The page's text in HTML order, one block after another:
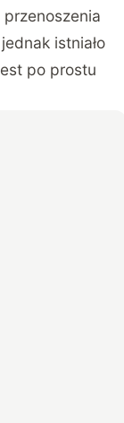
istniało
po prostu